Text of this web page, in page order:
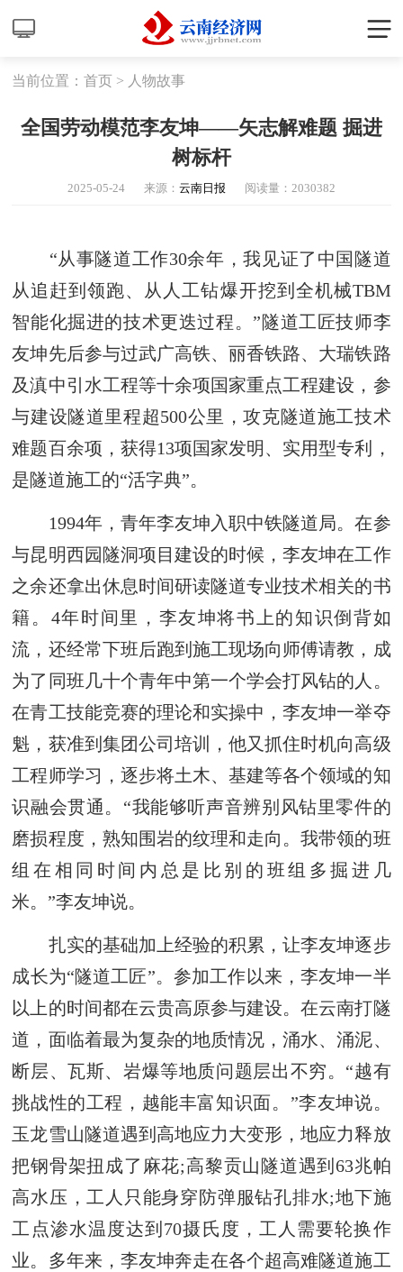
当前位置：首页 > 人物故事
全国劳动模范李友坤——矢志解难题 掘进
树标杆
2025-05-24 来源： 云南日报 阅读量： 2030382
“从事隧道工作30余年，我见证了中国隧道
从追赶到领跑、从人工钻爆开挖到全机械TBM
智能化掘进的技术更迭过程。”隧道工匠技师李
友坤先后参与过武广高铁、丽香铁路、大瑞铁路
及滇中引水工程等十余项国家重点工程建设，参
与建设隧道里程超500公里，攻克隧道施工技术
难题百余项，获得13项国家发明、实用型专利，
是隧道施工的“活字典”。
1994年，青年李友坤入职中铁隧道局。在参
与昆明西园隧洞项目建设的时候，李友坤在工作
之余还拿出休息时间研读隧道专业技术相关的书
籍。4年时间里，李友坤将书上的知识倒背如
流，还经常下班后跑到施工现场向师傅请教，成
为了同班几十个青年中第一个学会打风钻的人。
在青工技能竞赛的理论和实操中，李友坤一举夺
魁，获准到集团公司培训，他又抓住时机向高级
工程师学习，逐步将土木、基建等各个领域的知
识融会贯通。“我能够听声音辨别风钻里零件的
磨损程度，熟知围岩的纹理和走向。我带领的班
组在相同时间内总是比别的班组多掘进几
米。”李友坤说。
扎实的基础加上经验的积累，让李友坤逐步
成长为“隧道工匠”。参加工作以来，李友坤一半
以上的时间都在云贵高原参与建设。在云南打隧
道，面临着最为复杂的地质情况，涌水、涌泥、
断层、瓦斯、岩爆等地质问题层出不穷。“越有
挑战性的工程，越能丰富知识面。”李友坤说。
玉龙雪山隧道遇到高地应力大变形，地应力释放
把钢骨架扭成了麻花;高黎贡山隧道遇到63兆帕
高水压，工人只能身穿防弹服钻孔排水;地下施
工点渗水温度达到70摄氏度，工人需要轮换作
业。多年来，李友坤奔走在各个超高难隧道施工